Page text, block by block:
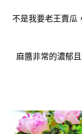
不是我要老王賣瓜
麻醬非常的濃郁